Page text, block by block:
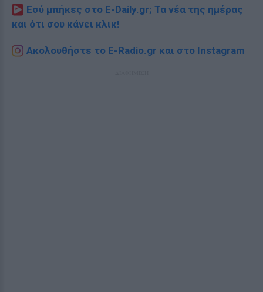
Εσύ μπήκες στο E-Daily.gr; Τα νέα της ημέρας
και ότι σου κάνει κλικ!
Ακολουθήστε το E-Radio.gr και στο Instagram